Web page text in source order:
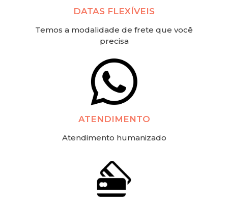
DATAS FLEXÍVEIS
Temos a modalidade de frete que você
precisa
ATENDIMENTO
Atendimento humanizado